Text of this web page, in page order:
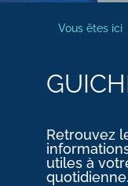
Vous êtes ici
Retrouvez
utiles à
quotidienne.